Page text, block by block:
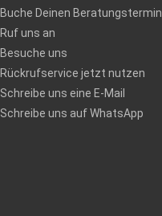
Buche Deinen Beratungstermin
Ruf uns an
Besuche uns
Rückrufservice jetzt nutzen
Schreibe uns eine E-Mail
Schreibe uns auf WhatsApp